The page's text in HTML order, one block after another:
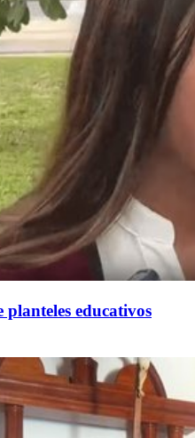
educativos